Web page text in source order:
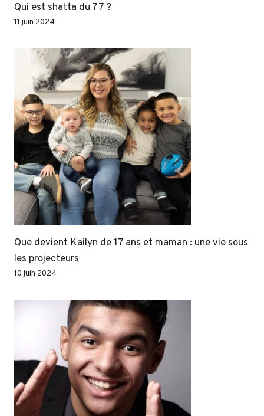
Qui est shatta du 77 ?
11 juin 2024
Que devient Kailyn de 17 ans et maman : une vie sous
les projecteurs
10 juin 2024